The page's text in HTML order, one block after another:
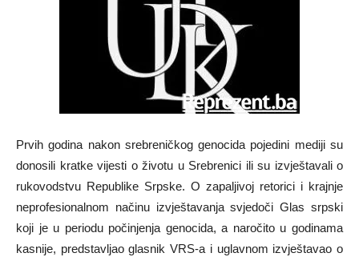
Prvih godina nakon srebreničkog genocida pojedini mediji su
donosili kratke vijesti o životu u Srebrenici ili su izvještavali o
rukovodstvu Republike Srpske. O zapaljivoj retorici i krajnje
neprofesionalnom načinu izvještavanja svjedoči Glas srpski
koji je u periodu počinjenja genocida, a naročito u godinama
kasnije, predstavljao glasnik VRS-a i uglavnom izvještavao o